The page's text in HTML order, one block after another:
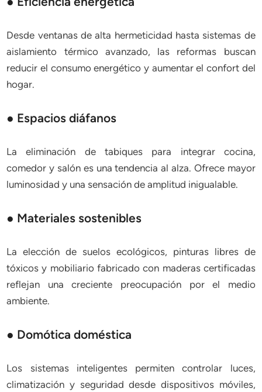
Desde ventanas de alta hermeticidad hasta sistemas de
aislamiento térmico avanzado, las reformas buscan
reducir el consumo energético y aumentar el confort del
hogar.
● Espacios diáfanos
La eliminación de tabiques para integrar cocina,
comedor y salón es una tendencia al alza. Ofrece mayor
luminosidad y una sensación de amplitud inigualable.
● Materiales sostenibles
La elección de suelos ecológicos, pinturas libres de
tóxicos y mobiliario fabricado con maderas certificadas
reflejan una creciente preocupación por el medio
ambiente.
● Domótica doméstica
Los sistemas inteligentes permiten controlar luces,
climatización y seguridad desde dispositivos móviles,